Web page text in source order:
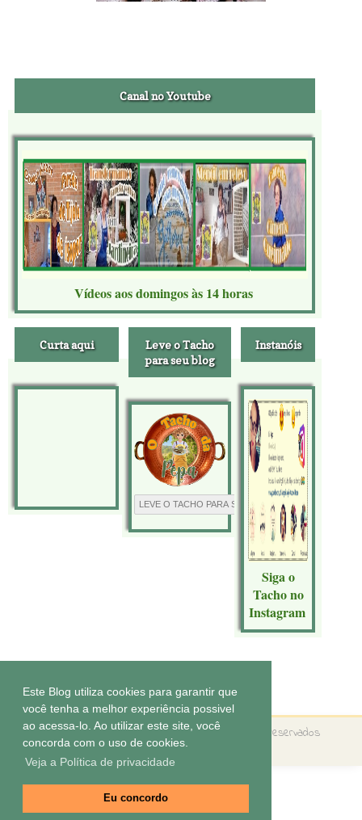
Este Blog utiliza cookies para garantir que
você tenha a melhor experiência possivel
ao acessa-lo. Ao utilizar este site, você
concorda com o uso de cookies.
Veja a Política de privacidade
Eu concordo
Canal no Youtube
Vídeos aos domingos às 14 horas
Curta aqui
Leve o Tacho
para seu blog
Instanóis
Siga o
Tacho no
Instagram
Copyright ©O tacho da PepaTodos os direitos reservados
Tema byElaine Gaspareto